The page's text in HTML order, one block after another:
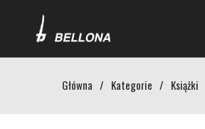
Główna / Kategorie / Książki